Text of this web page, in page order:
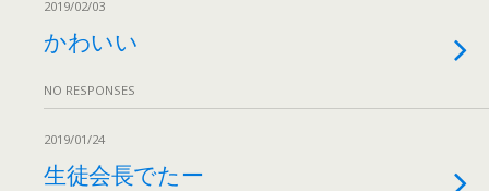
2019/02/03
かわいい
NO RESPONSES
2019/01/24
生徒会長でたー